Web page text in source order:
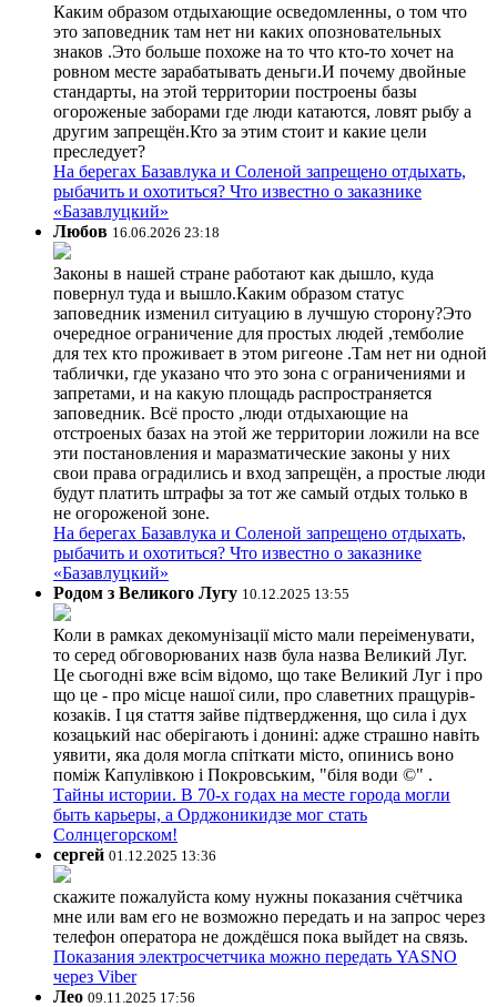
Каким образом отдыхающие осведомленны, о том что
это заповедник там нет ни каких опозновательных
знаков .Это больше похоже на то что кто-то хочет на
ровном месте зарабатывать деньги.И почему двойные
стандарты, на этой территории построены базы
огороженые заборами где люди катаются, ловят рыбу а
другим запрещён.Кто за этим стоит и какие цели
преследует?
На берегах Базавлука и Соленой запрещено отдыхать,
рыбачить и охотиться? Что известно о заказнике
«Базавлуцкий»
Любов 16.06.2026 23:18
Законы в нашей стране работают как дышло, куда
повернул туда и вышло.Каким образом статус
заповедник изменил ситуацию в лучшую сторону?Это
очередное ограничение для простых людей ,темболие
для тех кто проживает в этом ригеоне .Там нет ни одной
таблички, где указано что это зона с ограничениями и
запретами, и на какую площадь распространяется
заповедник. Всё просто ,люди отдыхающие на
отстроеных базах на этой же территории ложили на все
эти постановления и маразматические законы у них
свои права оградились и вход запрещён, а простые люди
будут платить штрафы за тот же самый отдых только в
не огороженой зоне.
На берегах Базавлука и Соленой запрещено отдыхать,
рыбачить и охотиться? Что известно о заказнике
«Базавлуцкий»
Родом з Великого Лугу 10.12.2025 13:55
Коли в рамках декомунізації місто мали переіменувати,
то серед обговорюваних назв була назва Великий Луг.
Це сьогодні вже всім відомо, що таке Великий Луг і про
що це - про місце нашої сили, про славетних пращурів-
козаків. І ця стаття зайве підтвердження, що сила і дух
козацький нас оберігають і донині: адже страшно навіть
уявити, яка доля могла спіткати місто, опинись воно
поміж Капулівкою і Покровським, "біля води ©" .
Тайны истории. В 70-х годах на месте города могли
быть карьеры, а Орджоникидзе мог стать
Солнцегорском!
сергей 01.12.2025 13:36
скажите пожалуйста кому нужны показания счётчика
мне или вам его не возможно передать и на запрос через
телефон оператора не дождёшся пока выйдет на связь.
Показания электросчетчика можно передать YASNO
через Viber
Лео 09.11.2025 17:56